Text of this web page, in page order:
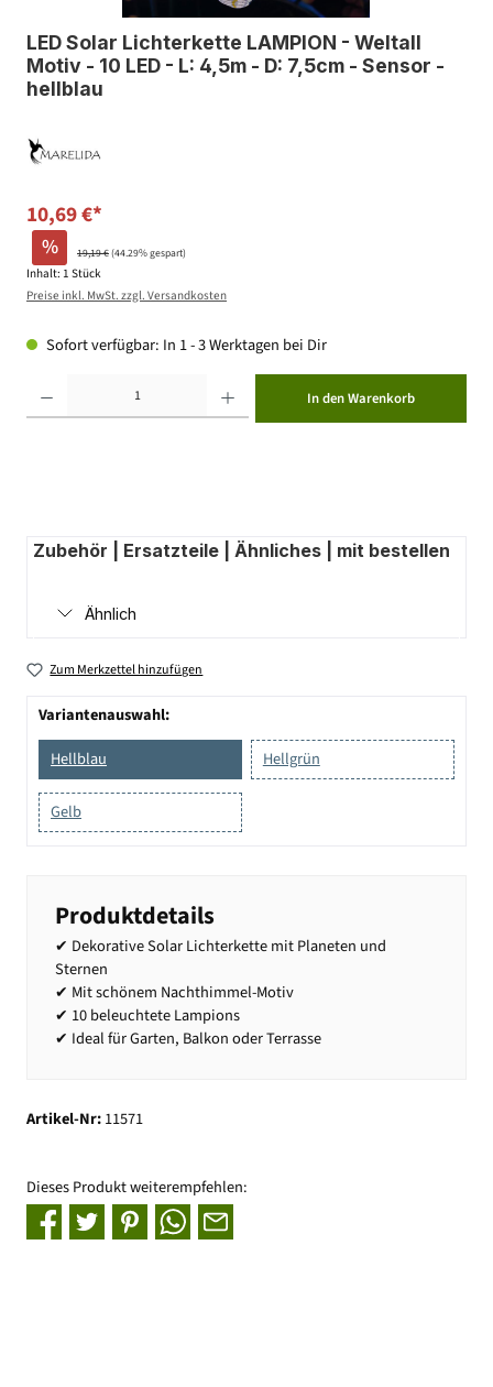
LED Solar Lichterkette LAMPION - Weltall
Motiv - 10 LED - L: 4,5m - D: 7,5cm - Sensor -
hellblau
10,69 €*
% 19,19 €(44.29% gespart)
Inhalt: 1 Stück
Preise inkl. MwSt. zzgl. Versandkosten
Sofort verfügbar: In 1 - 3 Werktagen bei Dir
In den Warenkorb
Zubehör | Ersatzteile | Ähnliches | mit bestellen
Ähnlich
Zum Merkzettel hinzufügen
Variantenauswahl:
Hellblau
Hellgrün
Gelb
Produktdetails
✔ Dekorative Solar Lichterkette mit Planeten und
Sternen
✔ Mit schönem Nachthimmel-Motiv
✔ 10 beleuchtete Lampions
✔ Ideal für Garten, Balkon oder Terrasse
Artikel-Nr:11571
Dieses Produkt weiterempfehlen: